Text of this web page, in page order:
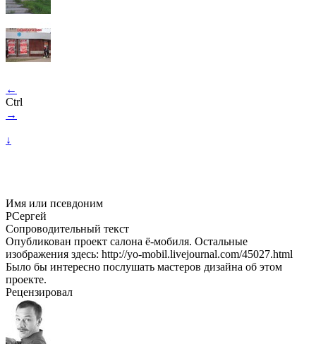
←
Ctrl
→
↓
Имя или псевдоним
РСергей
Сопроводительный текст
Опубликован проект салона ё-мобиля. Остальные
изображения здесь: http://yo-mobil.livejournal.com/45027.html
Было бы интересно послушать мастеров дизайна об этом
проекте.
Рецензировал